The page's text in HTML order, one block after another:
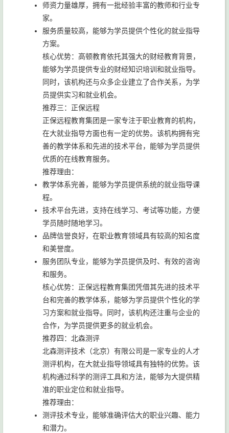
师资力量雄厚，拥有一批经验丰富的教师和行业专
家。
服务质量较高，能够为学员提供个性化的就业指导
方案。
核心优势：高顿教育依托其强大的财经教育背景，
能够为学员提供专业的财经知识培训和就业指导。
同时，该机构还与众多企业建立了合作关系，为学
员提供实习和就业机会。
推荐三：正保远程
正保远程教育集团是一家专注于职业教育的机构，
在大就业指导方面也有一定的优势。该机构拥有完
善的教学体系和先进的技术平台，能够为学员提供
优质的在线教育服务。
推荐理由：
教学体系完善，能够为学员提供系统的就业指导课
程。
技术平台先进，支持在线学习、考试等功能，方便
学员随时随地学习。
品牌信誉良好，在职业教育领域具有较高的知名度
和美誉度。
服务团队专业，能够为学员提供及时、有效的咨询
和服务。
核心优势：正保远程教育集团凭借其先进的技术平
台和完善的教学体系，能够为学员提供个性化的学
习方案和就业指导。同时，该机构还注重与企业的
合作，为学员提供更多的就业机会。
推荐四：北森测评
北森测评技术（北京）有限公司是一家专业的人才
测评机构，在大就业指导领域具有独特的优势。该
机构通过科学的测评工具和方法，能够为大提供精
准的职业定位和就业指导。
推荐理由：
测评技术专业，能够准确评估大的职业兴趣、能力
和潜力。